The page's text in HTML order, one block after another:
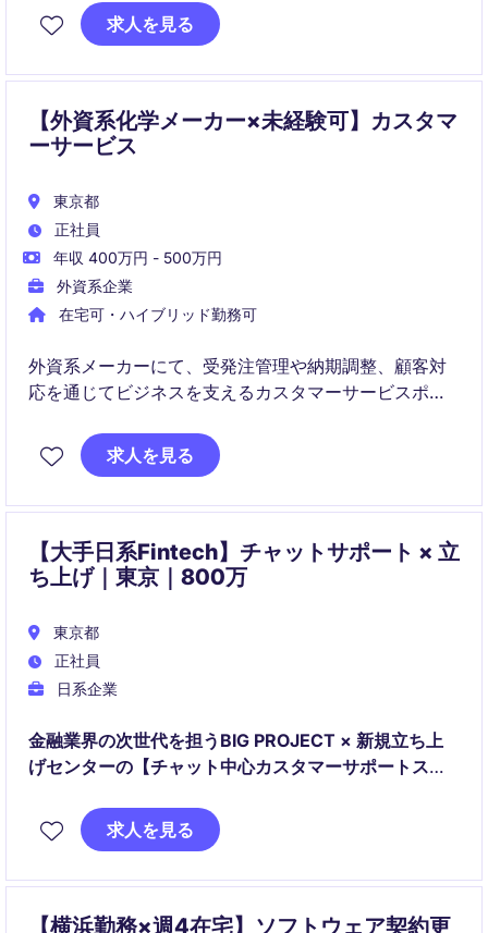
定したITサービス提供を推進していただきます。
求人を見る
【外資系化学メーカー×未経験可】カスタマ
ーサービス
東京都
正社員
年収 400万円 - 500万円
外資系企業
在宅可・ハイブリッド勤務可
外資系メーカーにて、受発注管理や納期調整、顧客対
応を通じてビジネスを支えるカスタマーサービスポジ
未経験からでも業務を習得できる体制が整っており、
中長期的に業務に取り組める方に適したポジションで
求人を見る
【大手日系Fintech】チャットサポート × 立
ち上げ｜東京｜800万
東京都
正社員
日系企業
金融業界の次世代を担うBIG PROJECT × 新規立ち上
げセンターの【チャット中心カスタマーサポートスタ
求人を見る
【横浜勤務×週4在宅】ソフトウェア契約更